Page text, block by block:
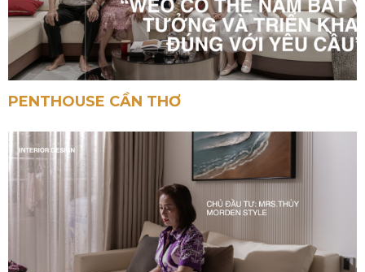
PENTHOUSE CẦN THƠ